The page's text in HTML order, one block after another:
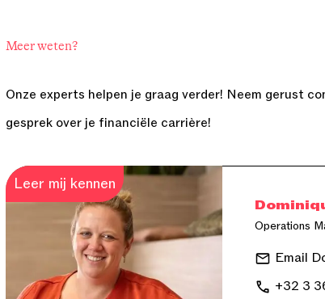
Meer weten?
Onze experts helpen je graag verder! Neem gerust
gesprek over je financiële carrière!
Leer mij kennen
Operations
Email
+32 3